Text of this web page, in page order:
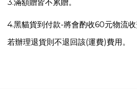
3.滿額贈皆不累贈。
4.黑貓貨到付款-將會酌收60元物流收
若辦理退貨則不退回該(運費)費用。